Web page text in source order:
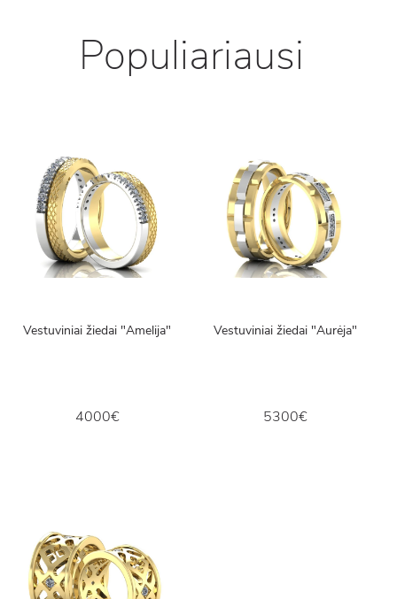
Populiariausi
Vestuviniai žiedai "Amelija"
4000€
Vestuviniai žiedai "Aurėja"
5300€